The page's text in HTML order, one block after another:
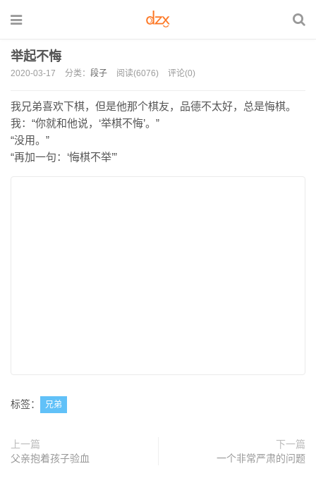
举起不悔
2020-03-17 分类： 段子 阅读(6076) 评论(0)
我兄弟喜欢下棋，但是他那个棋友，品德不太好，总是悔棋。
我：“你就和他说，‘举棋不悔’。”
“没用。”
“再加一句：‘悔棋不举’”
标签： 兄弟
上一篇
父亲抱着孩子验血
下一篇
一个非常严肃的问题